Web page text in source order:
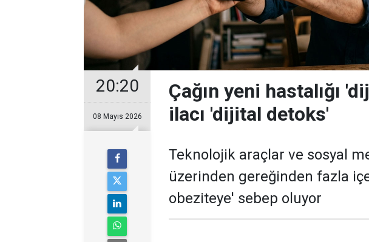
20:20
08 Mayıs 2026
Çağın yeni hastalığı
ilacı 'dijital detoks'
Teknolojik araçlar ve sosyal
üzerinden gereğinden fazla
obeziteye' sebep oluyor